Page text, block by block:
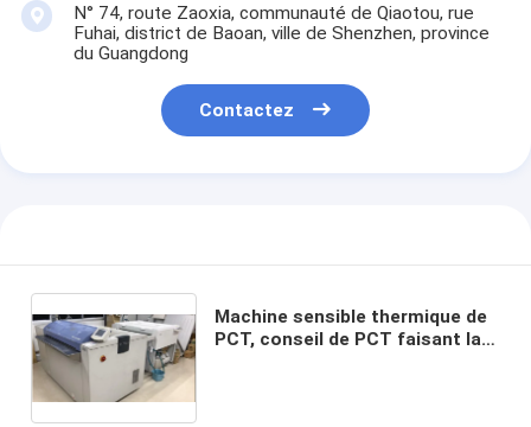
N° 74, route Zaoxia, communauté de Qiaotou, rue
Fuhai, district de Baoan, ville de Shenzhen, province
du Guangdong
Contactez
Machine sensible thermique de
PCT, conseil de PCT faisant la